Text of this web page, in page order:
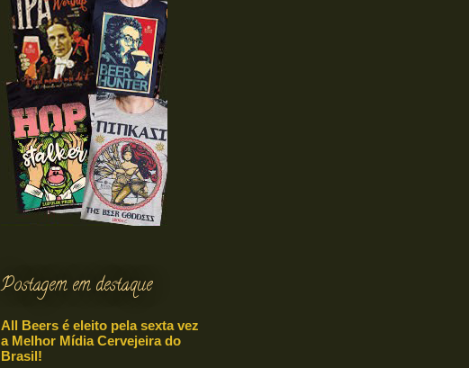
Postagem em destaque
All Beers é eleito pela sexta vez
a Melhor Mídia Cervejeira do
Brasil!